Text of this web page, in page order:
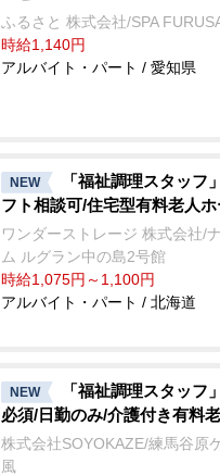
ふるさと 株式会社/SPA
時給1,140円
アルバイト・パート / 愛知県
NEW
「福祉調理スタッフ
フト相談可/住宅型有料老人ホ
ワンダーストレージ 株式会社/
ム ルグラン中の島2号館
時給1,075円～1,100円
アルバイト・パート / 北海道
NEW
「福祉調理スタッフ
必須/日勤のみ/介護付き有料
株式会社SOYOKAZE/練馬谷原
風